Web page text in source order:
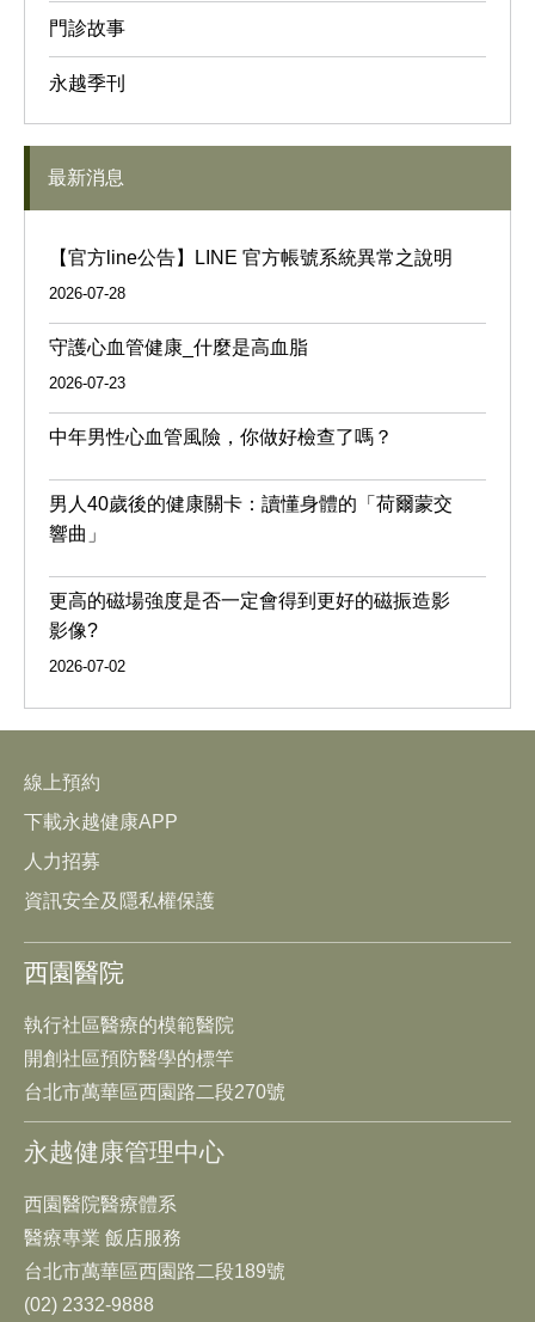
門診故事
永越季刊
最新消息
【官方line公告】LINE 官方帳號系統異常之說明
2026-07-28
守護心血管健康_什麼是高血脂
2026-07-23
中年男性心血管風險，你做好檢查了嗎？
男人40歲後的健康關卡：讀懂身體的「荷爾蒙交
響曲」
更高的磁場強度是否一定會得到更好的磁振造影
影像?
2026-07-02
線上預約
下載永越健康APP
人力招募
資訊安全及隱私權保護
西園醫院
執行社區醫療的模範醫院
開創社區預防醫學的標竿
台北市萬華區西園路二段270號
永越健康管理中心
西園醫院醫療體系
醫療專業 飯店服務
台北市萬華區西園路二段189號
(02) 2332-9888